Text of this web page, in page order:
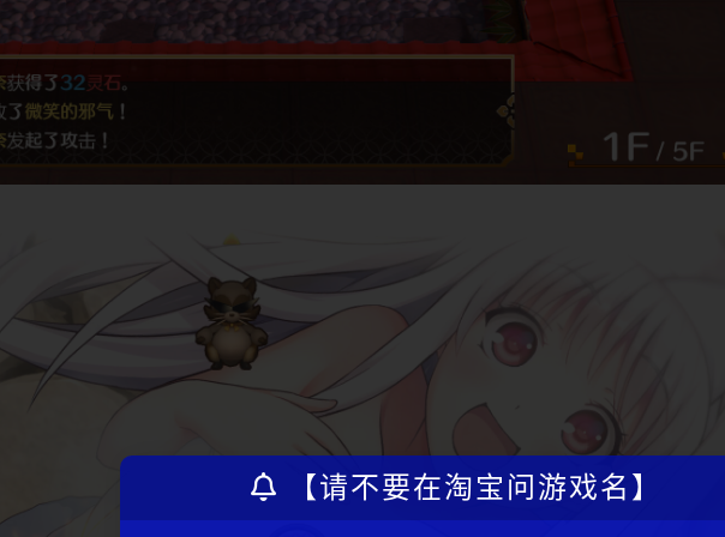
【请不要在淘宝问游戏名】